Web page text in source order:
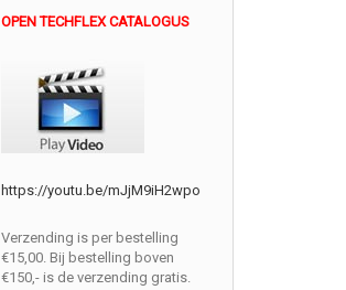
OPEN TECHFLEX CATALOGUS
https://youtu.be/mJjM9iH2wpo
Verzending is per bestelling
€15,00. Bij bestelling boven
€150,- is de verzending gratis.